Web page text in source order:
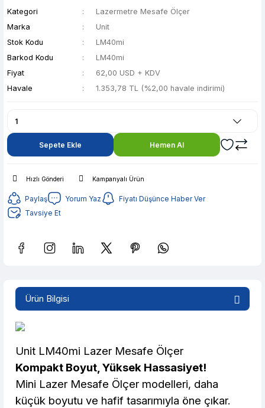
Kategori
Lazermetre Mesafe Ölçer
Marka
Unit
Stok Kodu
LM40mi
Barkod Kodu
LM40mi
Fiyat
62,00 USD + KDV
Havale
1.353,78 TL (%2,00 havale indirimi)
Sepete Ekle Hemen Al
Hızlı Gönderi Kampanyalı Ürün
Paylaş Yorum Yaz
Fiyatı Düşünce Haber Ver
Tavsiye Et
269,37 TL den başlayan taksitlerle! x 9 %2 İndirim
Ürün Bilgisi
Unit LM40mi Lazer Mesafe Ölçer
Kompakt Boyut, Yüksek Hassasiyet!
Mini Lazer Mesafe Ölçer modelleri, daha
küçük boyutu ve hafif tasarımıyla öne çıkar.